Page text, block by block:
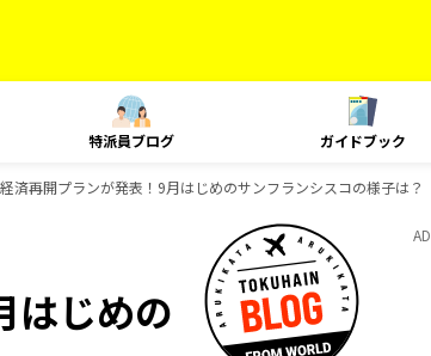
特派員ブログ ガイドブック
済再開プランが発表！9月はじめのサンフランシスコの様子は？
はじめの
AD